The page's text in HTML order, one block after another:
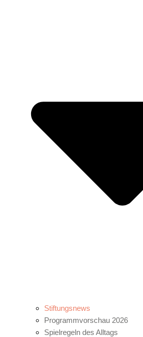
Stiftungsnews
Programmvorschau 2026
Spielregeln des Alltags